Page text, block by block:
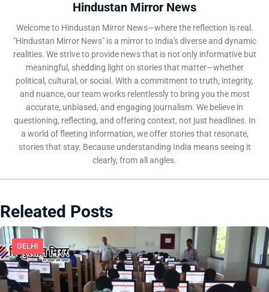
Hindustan Mirror News
Welcome to Hindustan Mirror News—where the reflection is real.
"Hindustan Mirror News" is a mirror to India's diverse and dynamic
realities. We strive to provide news that is not only informative but
meaningful, shedding light on stories that matter—whether
political, cultural, or social. With a commitment to truth, integrity,
and nuance, our team works relentlessly to bring you the most
accurate, unbiased, and engaging journalism. We believe in
questioning, reflecting, and offering context, not just headlines. In
a world of fleeting information, we offer stories that resonate,
stories that stay. Because understanding India means seeing it
clearly, from all angles.
Releated Posts
DELHI